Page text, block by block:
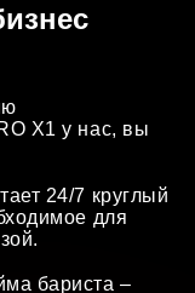
X1 у нас, вы
24/7 круглый
для
бариста –